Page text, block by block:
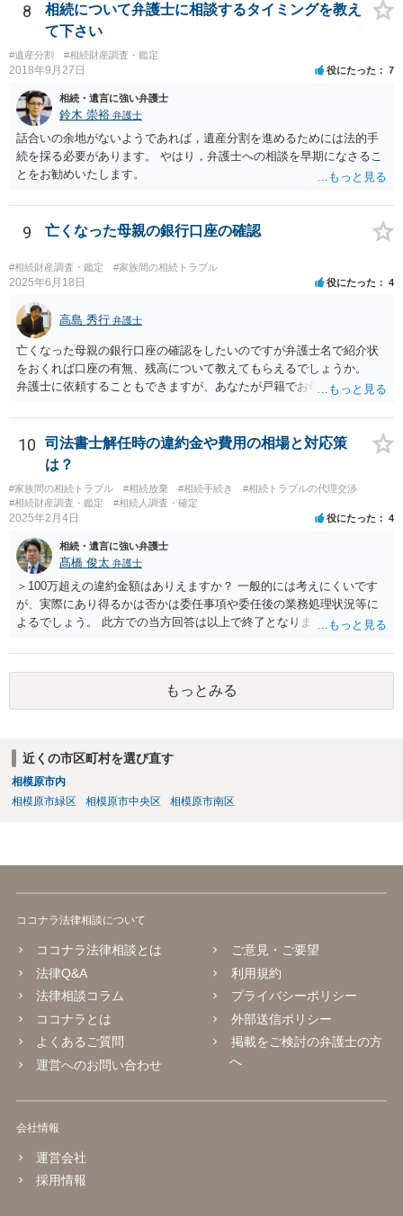
8
相続について弁護士に相談するタイミングを教え
て下さい
#遺産分割 #相続財産調査・鑑定
2018年9月27日 役にたった 7
相続・遺言に強い弁護士
鈴木 崇裕 弁護士
話合いの余地がないようであれば，遺産分割を進めるためには法的手
続を採る必要があります。 やはり，弁護士への相談を早期になさるこ
とをお勧めいたします。
9 亡くなった母親の銀行口座の確認
#相続財産調査・鑑定 #家族間の相続トラブル
2025年6月18日 役にたった 4
高島 秀行 弁護士
亡くなった母親の銀行口座の確認をしたいのですが弁護士名で紹介状
をおくれば口座の有無、残高について教えてもらえるでしょうか。
弁護士に依頼することもできますが、あなたが戸籍でお母さんの相続
高は教えてくれると思います。 自分ではよくわからないということ
であれば、弁護士に相談し依頼されたら良いと思います。
10
司法書士解任時の違約金や費用の相場と対応策
は？
#家族間の相続トラブル #相続放棄 #相続手続き
#相続トラブルの代理交渉
#相続財産調査・鑑定
#相続人調査・確定
2025年2月4日 役にたった 4
相続・遺言に強い弁護士
髙橋 俊太 弁護士
＞100万超えの違約金額はありえますか？ 一般的には考えにくいです
が、実際にあり得るかは否かは委任事項や委任後の業務処理状況等に
よるでしょう。 此方での当方回答は以上で終了となりますが、参考に
もっとみる
近くの市区町村を選び直す
相模原市内
相模原市緑区
相模原市中央区 相模原市南区
ココナラ法律相談について
ココナラ法律相談とは
法律Q&A
法律相談コラム
ココナラとは
よくあるご質問
運営へのお問い合わせ
ご意見・ご要望
利用規約
プライバシーポリシー
外部送信ポリシー
掲載をご検討の弁護士の方
へ
会社情報
運営会社
採用情報